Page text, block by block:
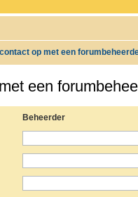
op met een
een
Beheerder